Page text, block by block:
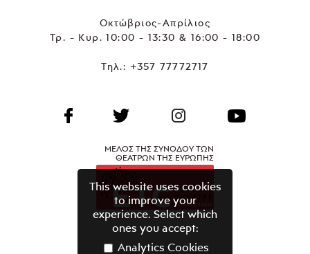
Οκτώβριος-Απρίλιος
Τρ. - Κυρ. 10:00 - 13:30 & 16:00 - 18:00
Τηλ.: +357 77772717
ΜΕΛΟΣ ΤΗΣ ΣΥΝΟΔΟΥ ΤΩΝ
ΘΕΑΤΡΩΝ ΤΗΣ ΕΥΡΩΠΗΣ
This website uses cookies
to improve your
experience. Select which
ones you accept:
Analytics Cookies